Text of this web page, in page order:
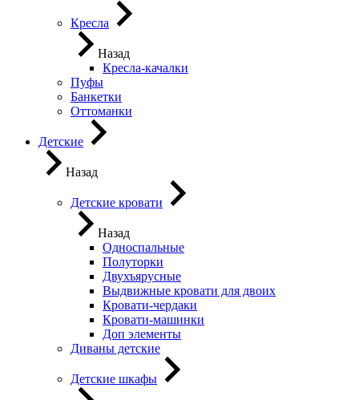
Кресла
Назад
Кресла-качалки
Пуфы
Банкетки
Оттоманки
Детские
Назад
Детские кровати
Назад
Односпальные
Полуторки
Двухъярусные
Выдвижные кровати для двоих
Кровати-чердаки
Кровати-машинки
Доп элементы
Диваны детские
Детские шкафы